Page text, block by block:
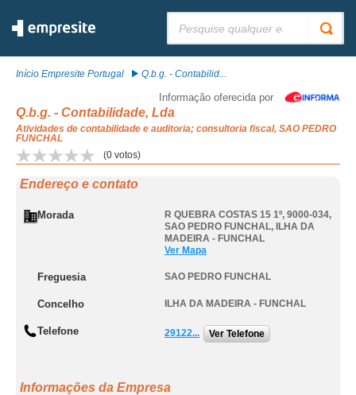
Início Empresite Portugal Q.b.g. - Contabilid...
Informação oferecida por
Q.b.g. - Contabilidade, Lda
Atividades de contabilidade e auditoria; consultoria fiscal, SAO PEDRO
FUNCHAL
(0 votos)
Endereço e contato
Morada R QUEBRA COSTAS 15 1º, 9000-034,
SAO PEDRO FUNCHAL, ILHA DA
MADEIRA - FUNCHAL
Ver Mapa
Freguesia SAO PEDRO FUNCHAL
Concelho ILHA DA MADEIRA - FUNCHAL
Telefone 29122... Ver Telefone
Informações da Empresa